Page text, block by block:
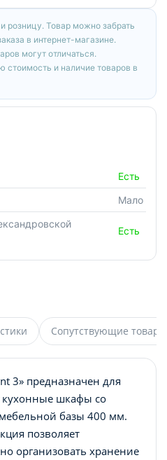
розницу. Товар можно забрать
в интернет-магазине.
могут отличаться.
стоимость и наличие товаров в
Есть
Мало
Есть
Сопутствующие товары
3» предназначен для
кухонные шкафы со
базы 400 мм.
позволяет
организовать хранение